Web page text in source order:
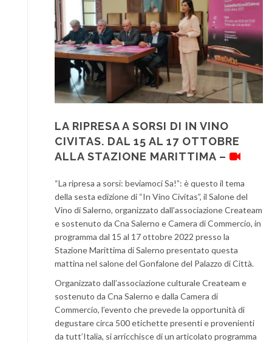
LA RIPRESA A SORSI DI IN VINO
CIVITAS. DAL 15 AL 17 OTTOBRE
ALLA STAZIONE MARITTIMA –
“La ripresa a sorsi: beviamoci Sa!”: è questo il tema
della sesta edizione di “In Vino Civitas”, il Salone del
Vino di Salerno, organizzato dall’associazione Createam
e sostenuto da Cna Salerno e Camera di Commercio, in
programma dal 15 al 17 ottobre 2022 presso la
Stazione Marittima di Salerno presentato questa
mattina nel salone del Gonfalone del Palazzo di Città.
Organizzato dall’associazione culturale Createam e
sostenuto da Cna Salerno e dalla Camera di
Commercio, l’evento che prevede la opportunità di
degustare circa 500 etichette presenti e provenienti
da tutt’Italia, si arricchisce di un articolato programma